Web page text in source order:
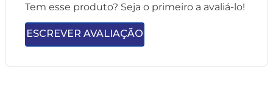
Tem esse produto? Seja o primeiro a avaliá-lo!
ESCREVER AVALIAÇÃO